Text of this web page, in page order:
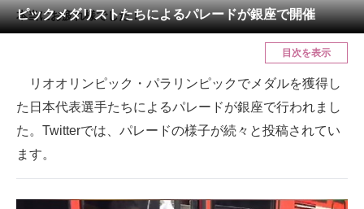
メディア
スマホと通信の最新トレンド
進化するPCとデバイスの未来
好きが集まる 比べて選べる
ピックメダリストたちによるパレードが銀座で開催
本当にお疲れ様でした！
目次を表示
リオオリンピック・パラリンピックでメダルを獲得し
た日本代表選手たちによるパレードが銀座で行われまし
た。Twitterでは、パレードの様子が続々と投稿されてい
ます。